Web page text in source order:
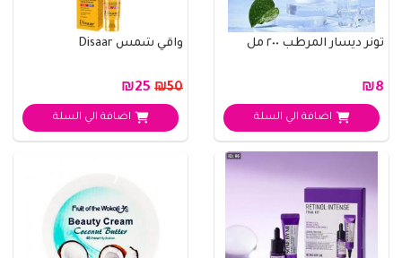
تونر ديسار المرطب ٢٠٠ مل
₪8
اضافة الي السلة
واقي شمس Disaar
₪50
اضافة الي السلة